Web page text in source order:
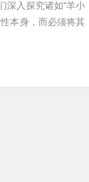
深入探究诸如“羊小
本身，而必须将其